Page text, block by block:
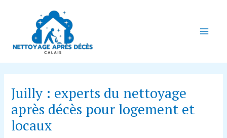
Menu
Juilly : experts du nettoyage
après décès pour logement et
locaux